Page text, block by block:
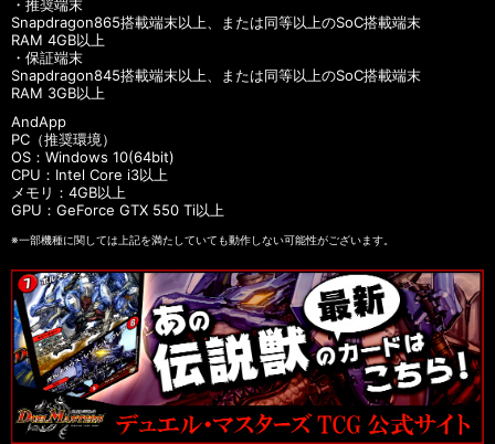
・推奨端末
Snapdragon865搭載端末以上、または同等以上のSoC搭載端末
RAM 4GB以上
・保証端末
Snapdragon845搭載端末以上、または同等以上のSoC搭載端末
RAM 3GB以上
AndApp
PC（推奨環境）
OS：Windows 10(64bit)
CPU：Intel Core i3以上
メモリ：4GB以上
GPU：GeForce GTX 550 Ti以上
※一部機種に関しては上記を満たしていても動作しない可能性がございます。